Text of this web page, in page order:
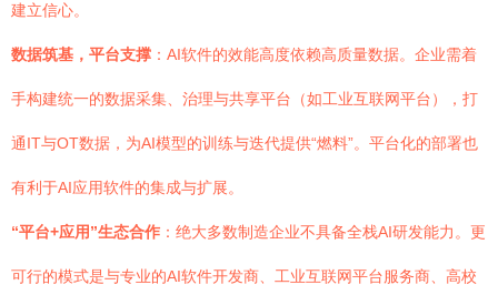
建立信心。
数据筑基，平台支撑 ：AI软件的效能高度依赖高质量数据。企业需着
手构建统一的数据采集、治理与共享平台（如工业互联网平台），打
通IT与OT数据，为AI模型的训练与迭代提供“燃料”。平台化的部署也
有利于AI应用软件的集成与扩展。
“平台+应用”生态合作 ：绝大多数制造企业不具备全栈AI研发能力。更
可行的模式是与专业的AI软件开发商、工业互联网平台服务商、高校